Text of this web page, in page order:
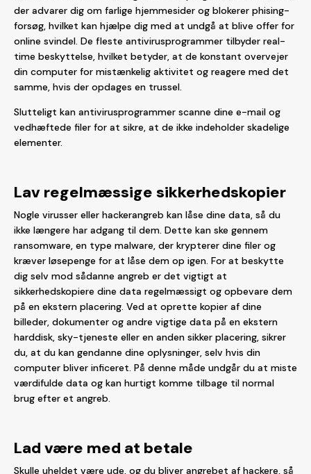
der advarer dig om farlige hjemmesider og blokerer phising-
forsøg, hvilket kan hjælpe dig med at undgå at blive offer for
online svindel. De fleste antivirusprogrammer tilbyder real-
time beskyttelse, hvilket betyder, at de konstant overvejer
din computer for mistænkelig aktivitet og reagere med det
samme, hvis der opdages en trussel.
Slutteligt kan antivirusprogrammer scanne dine e-mail og
vedhæftede filer for at sikre, at de ikke indeholder skadelige
elementer.
Lav regelmæssige sikkerhedskopier
Nogle virusser eller hackerangreb kan låse dine data, så du
ikke længere har adgang til dem. Dette kan ske gennem
ransomware, en type malware, der krypterer dine filer og
kræver løsepenge for at låse dem op igen. For at beskytte
dig selv mod sådanne angreb er det vigtigt at
sikkerhedskopiere dine data regelmæssigt og opbevare dem
på en ekstern placering. Ved at oprette kopier af dine
billeder, dokumenter og andre vigtige data på en ekstern
harddisk, sky-tjeneste eller en anden sikker placering, sikrer
du, at du kan gendanne dine oplysninger, selv hvis din
computer bliver inficeret. På denne måde undgår du at miste
værdifulde data og kan hurtigt komme tilbage til normal
brug efter et angreb.
Lad være med at betale
Skulle uheldet være ude, og du bliver angrebet af hackere, så